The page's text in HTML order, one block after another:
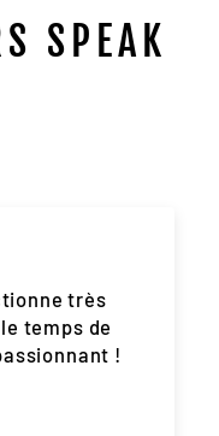
SPEAK
très
temps de
!